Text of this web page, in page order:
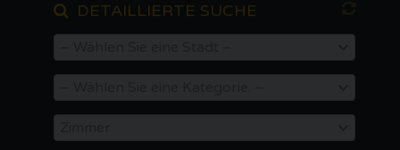
FINANZEN
ÜBER UNS
DETAILLIERTE SUCHE